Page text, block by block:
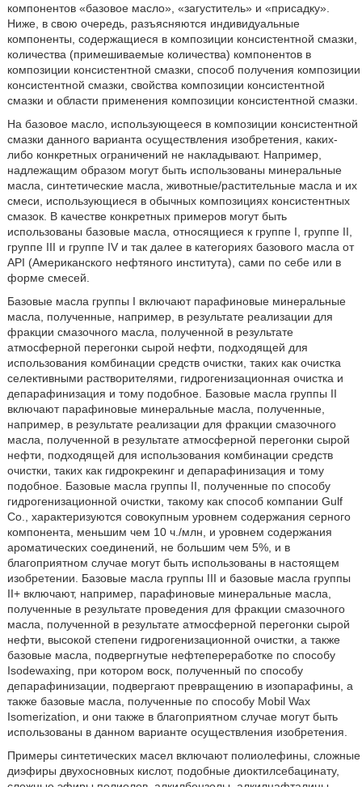
компонентов «базовое масло», «загуститель» и «присадку».
Ниже, в свою очередь, разъясняются индивидуальные
компоненты, содержащиеся в композиции консистентной смазки,
количества (примешиваемые количества) компонентов в
композиции консистентной смазки, способ получения композиции
консистентной смазки, свойства композиции консистентной
смазки и области применения композиции консистентной смазки.
На базовое масло, использующееся в композиции консистентной
смазки данного варианта осуществления изобретения, каких-
либо конкретных ограничений не накладывают. Например,
надлежащим образом могут быть использованы минеральные
масла, синтетические масла, животные/растительные масла и их
смеси, использующиеся в обычных композициях консистентных
смазок. В качестве конкретных примеров могут быть
использованы базовые масла, относящиеся к группе I, группе II,
группе III и группе IV и так далее в категориях базового масла от
API (Американского нефтяного института), сами по себе или в
форме смесей.
Базовые масла группы I включают парафиновые минеральные
масла, полученные, например, в результате реализации для
фракции смазочного масла, полученной в результате
атмосферной перегонки сырой нефти, подходящей для
использования комбинации средств очистки, таких как очистка
селективными растворителями, гидрогенизационная очистка и
депарафинизация и тому подобное. Базовые масла группы II
включают парафиновые минеральные масла, полученные,
например, в результате реализации для фракции смазочного
масла, полученной в результате атмосферной перегонки сырой
нефти, подходящей для использования комбинации средств
очистки, таких как гидрокрекинг и депарафинизация и тому
подобное. Базовые масла группы II, полученные по способу
гидрогенизационной очистки, такому как способ компании Gulf
Co., характеризуются совокупным уровнем содержания серного
компонента, меньшим чем 10 ч./млн, и уровнем содержания
ароматических соединений, не большим чем 5%, и в
благоприятном случае могут быть использованы в настоящем
изобретении. Базовые масла группы III и базовые масла группы
II+ включают, например, парафиновые минеральные масла,
полученные в результате проведения для фракции смазочного
масла, полученной в результате атмосферной перегонки сырой
нефти, высокой степени гидрогенизационной очистки, а также
базовые масла, подвергнутые нефтепереработке по способу
Isodewaxing, при котором воск, полученный по способу
депарафинизации, подвергают превращению в изопарафины, а
также базовые масла, полученные по способу Mobil Wax
Isomerization, и они также в благоприятном случае могут быть
использованы в данном варианте осуществления изобретения.
Примеры синтетических масел включают полиолефины, сложные
диэфиры двухосновных кислот, подобные диоктилсебацинату,